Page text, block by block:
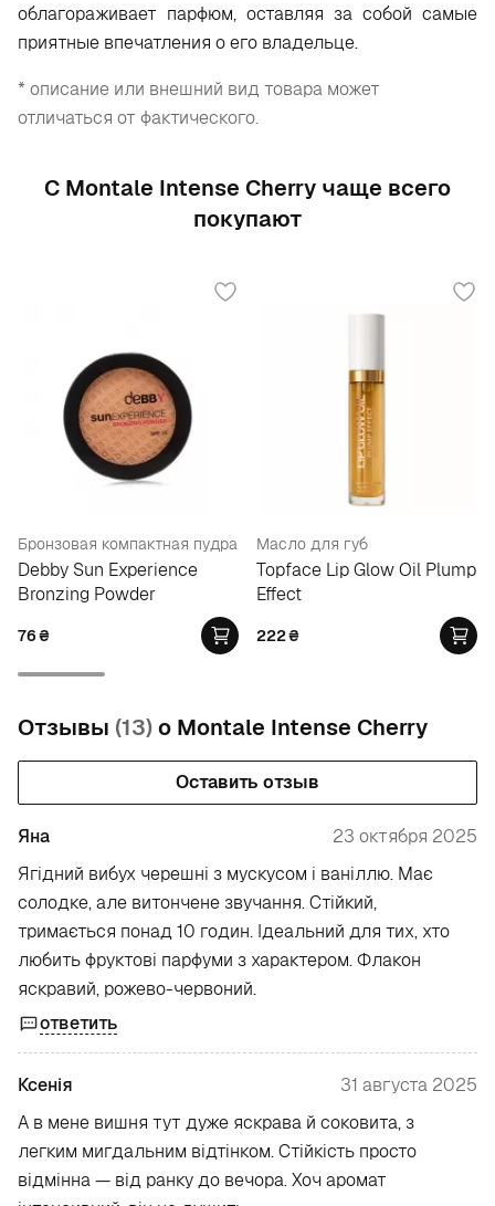
облагораживает парфюм, оставляя за собой самые
приятные впечатления о его владельце.
* описание или внешний вид товара может
отличаться от фактического.
С Montale Intense Cherry чаще всего
покупают
Бронзовая компактная пудра
Debby Sun Experience
Bronzing Powder
76₴
Масло для губ
Topface Lip Glow Oil Plump
Effect
222₴
Отзывы (13)о Montale Intense Cherry
Оставить отзыв
Яна
23 октября 2025
Ягідний вибух черешні з мускусом і ваніллю. Має
солодке, але витончене звучання. Стійкий,
тримається понад 10 годин. Ідеальний для тих, хто
любить фруктові парфуми з характером. Флакон
яскравий, рожево-червоний.
ответить
Ксенія
31 августа 2025
А в мене вишня тут дуже яскрава й соковита, з
легким мигдальним відтінком. Стійкість просто
відмінна — від ранку до вечора. Хоч аромат